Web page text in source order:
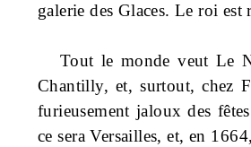
galerie des Glaces. Le roi
Tout le monde veut Le
Chantilly, et, surtout, chez
furieusement jaloux des
ce sera Versailles, et, en